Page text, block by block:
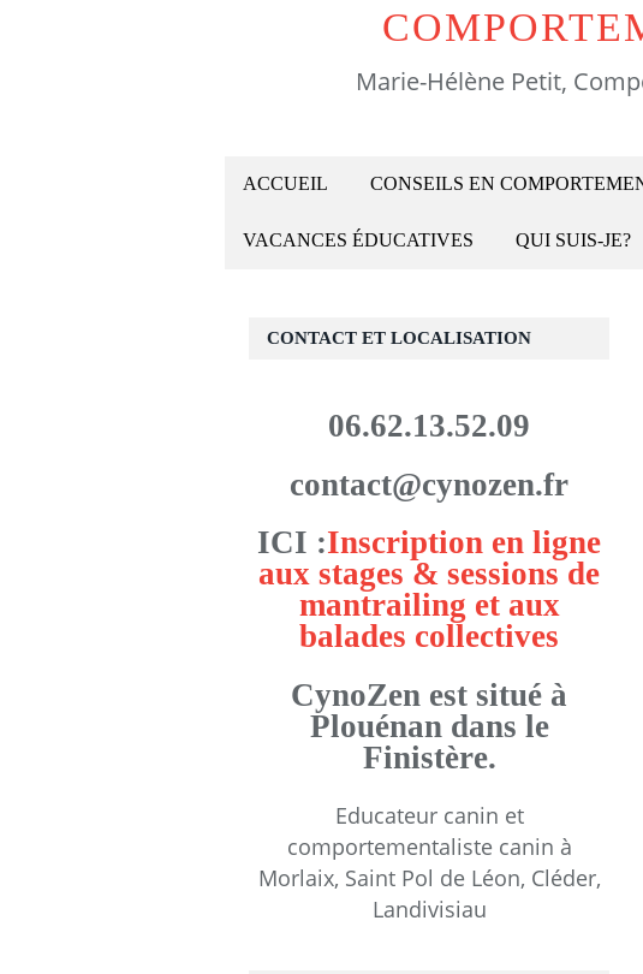
Marie-Hélène Petit,
ACCUEIL CONSEILS EN
VACANCES ÉDUCATIVES QUI SUIS-JE?
CONTACT ET LOCALISATION
06.62.13.52.09
contact@cynozen.fr
ICI :Inscription en ligne
aux stages & sessions de
mantrailing et aux
balades collectives
CynoZen est situé à
Plouénan dans le
Finistère.
Educateur canin et
comportementaliste canin à
Morlaix, Saint Pol de Léon, Cléder,
Landivisiau